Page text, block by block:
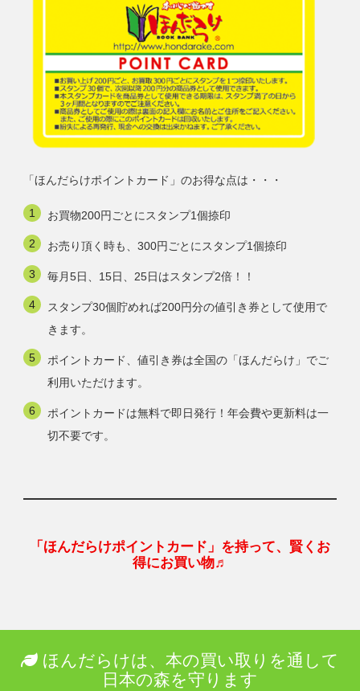
「ほんだらけポイントカード」のお得な点は・・・
お買物200円ごとにスタンプ1個捺印
お売り頂く時も、300円ごとにスタンプ1個捺印
毎月5日、15日、25日はスタンプ2倍！！
スタンプ30個貯めれば200円分の値引き券として使用で
きます。
ポイントカード、値引き券は全国の「ほんだらけ」でご
利用いただけます。
ポイントカードは無料で即日発行！年会費や更新料は一
切不要です。
「ほんだらけポイントカード」を持って、賢くお
得にお買い物♬
ほんだらけは、本の買い取りを通して
日本の森を守ります